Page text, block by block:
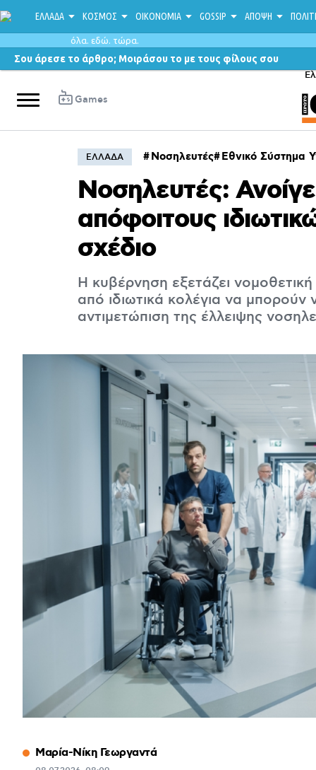
ΕΛΛΑΔΑ ΚΟΣΜΟΣ ΟΙΚΟΝΟΜΙΑ GOSSIP ΑΠΟΨΗ
όλα. εδώ. τώρα.
Σου άρεσε το άρθρο; Μοιράσου το με τους φίλους σου